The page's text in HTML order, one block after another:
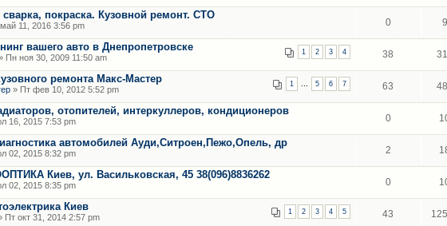
сварка, покраска. Кузовной ремонт. СТО
11, 2016 3:56 pm 0
вашего авто в Днепропетровске 1 2 3 4
Пн ноя 30, 2009 11:50 am 38
ремонта Макс-Мастер 1 5 6 7
» Пт фев 10, 2012 5:52 pm 63
отопителей, интеркуллеров, кондиционеров
16, 2015 7:53 pm 0
автомобилей Ауди,Ситроен,Пежо,Опель, др
02, 2015 8:32 pm 2
Киев, ул. Васильковская, 45 38(096)8836262
02, 2015 8:35 pm 0
Киев 1 2 3 4 5
Пт окт 31, 2014 2:57 pm 43